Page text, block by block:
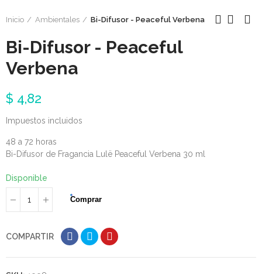
Inicio Ambientales Bi-Difusor - Peaceful Verbena
Bi-Difusor - Peaceful
Verbena
$ 4,82
Impuestos incluidos
48 a 72 horas
Bi-Difusor de Fragancia Lulë Peaceful Verbena 30 ml
Disponible
Comprar
COMPARTIR